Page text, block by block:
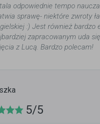
odpowiednie tempo
sprawę- niektóre zwroty
:) Jest również
zapracowanym uda
z Lucą. Bardzo polecam!
5/5